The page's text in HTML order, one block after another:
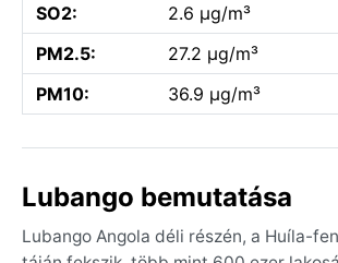
SO2:
2.6 µg/m³
PM2.5:
27.2 µg/m³
PM10:
36.9 µg/m³
Lubango bemutatása
Lubango Angola déli részén, a Huíla-